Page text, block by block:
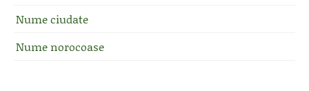
Nume ciudate
Nume norocoase